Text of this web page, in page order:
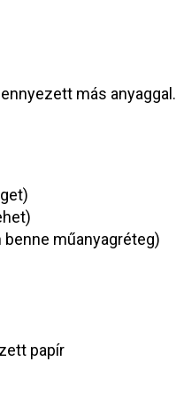
más anyaggal.
benne műanyagréteg)
papír